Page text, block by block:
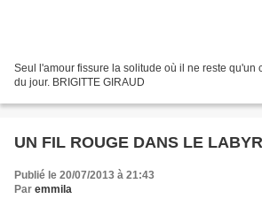
Seul l'amour fissure la solitude où il ne reste qu'un
du jour. BRIGITTE GIRAUD
UN FIL ROUGE DANS LE
Publié le 20/07/2013 à 21:43
Par emmila